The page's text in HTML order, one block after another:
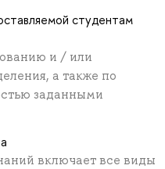
студентам
и / или
а также по
заданными
включает все виды